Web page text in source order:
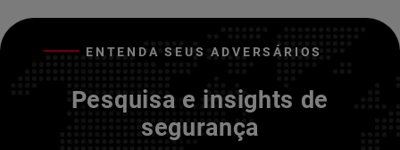
ENTENDA SEUS ADVERSÁRIOS
Pesquisa e insights de
segurança